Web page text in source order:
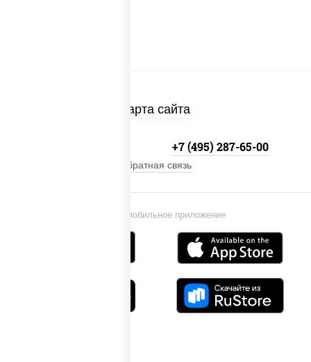
Карта сайта
Установи мобильное приложение
+7 (495) 287-65-00
Обратная связь